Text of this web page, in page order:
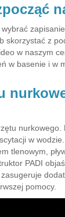
wybrać
skorzystać z
w naszym
w basenie i w
nurkowego.
w
tlenowym,
PADI
pomocy.